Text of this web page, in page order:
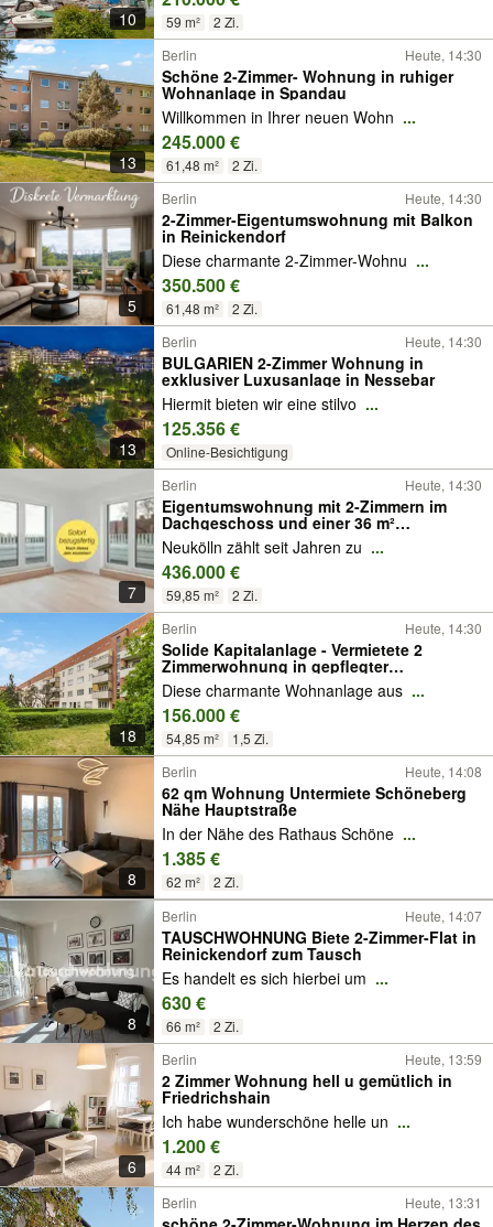
10 59 m² 2 Zi.
13
Berlin Heute, 14:30
Schöne 2-Zimmer- Wohnung in ruhiger
Wohnanlage in Spandau
Willkommen in Ihrer neuen Wohn ...
245.000 €
61,48 m² 2 Zi.
5
Berlin Heute, 14:30
2-Zimmer-Eigentumswohnung mit Balkon
in Reinickendorf
Diese charmante 2-Zimmer-Wohnu ...
350.500 €
61,48 m² 2 Zi.
13
Berlin Heute, 14:30
BULGARIEN 2-Zimmer Wohnung in
exklusiver Luxusanlage in Nessebar
Hiermit bieten wir eine stilvo ...
125.356 €
Online-Besichtigung
7
Berlin Heute, 14:30
Eigentumswohnung mit 2-Zimmern im
Dachgeschoss und einer 36 m²
Dachterrasse in Berlin-Neukölln
Neukölln zählt seit Jahren zu ...
436.000 €
59,85 m² 2 Zi.
18
Berlin Heute, 14:30
Solide Kapitalanlage - Vermietete 2
Zimmerwohnung in gepflegter
Wohnanlage
Diese charmante Wohnanlage aus ...
156.000 €
54,85 m² 1,5 Zi.
8
Berlin Heute, 14:08
62 qm Wohnung Untermiete Schöneberg
Nähe Hauptstraße
In der Nähe des Rathaus Schöne ...
1.385 €
62 m² 2 Zi.
8
Berlin Heute, 14:07
TAUSCHWOHNUNG Biete 2-Zimmer-Flat in
Reinickendorf zum Tausch
Es handelt es sich hierbei um ...
630 €
66 m² 2 Zi.
6
Berlin Heute, 13:59
2 Zimmer Wohnung hell u gemütlich in
Friedrichshain
Ich habe wunderschöne helle un ...
1.200 €
44 m²
2 Zi.
Berlin
Heute, 13:31